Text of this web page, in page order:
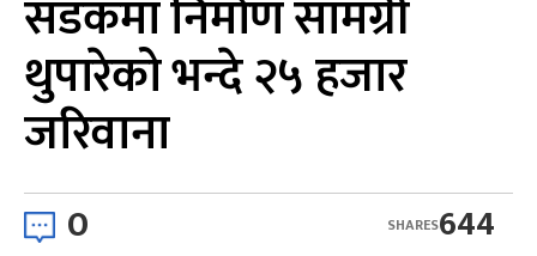
सडकमा निर्माण सामग्री
थुपारेको भन्दे २५ हजार
जरिवाना
0 644
SHARES